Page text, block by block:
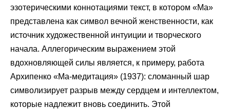
эзотерическими коннотациями текст, в котором «Ма»
представлена как символ вечной женственности, как
источник художественной интуиции и творческого
начала. Аллегорическим выражением этой
вдохновляющей силы является, к примеру, работа
Архипенко «Ма-медитация» (1937): сломанный шар
символизирует разрыв между сердцем и интеллектом,
которые надлежит вновь соединить. Этой